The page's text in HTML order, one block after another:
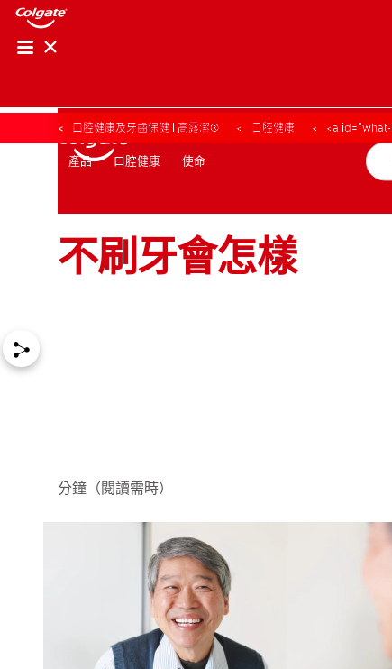
產品 口腔健康 使命
台灣(繁體中文)
產品 口腔健康 使命
口腔健康及牙齒保健 | 高露潔® 口腔健康 <a
不刷牙會怎樣
分鐘（閱讀需時）